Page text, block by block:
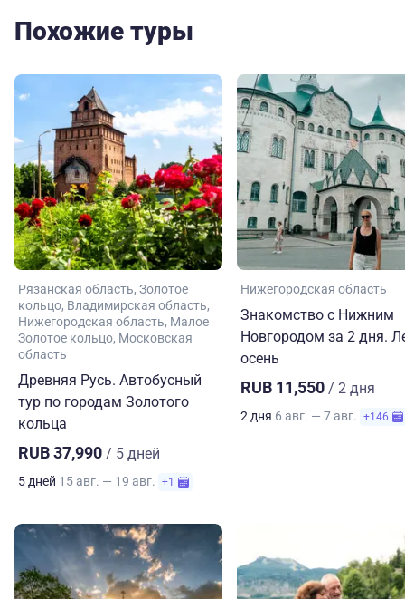
Похожие туры
Рязанская область Золотое
кольцо Владимирская область
Нижегородская область Малое
Золотое кольцо Московская
область
Древняя Русь. Автобусный
тур по городам Золотого
кольца
RUB 37,990 / 5 дней
5 дней 15 авг. — 19 авг. +1
Нижегородская область
Знакомство с Нижним
Новгородом за 2 дня.
осень
RUB 11,550 / 2 дня
2 дня 6 авг. — 7 авг. +146